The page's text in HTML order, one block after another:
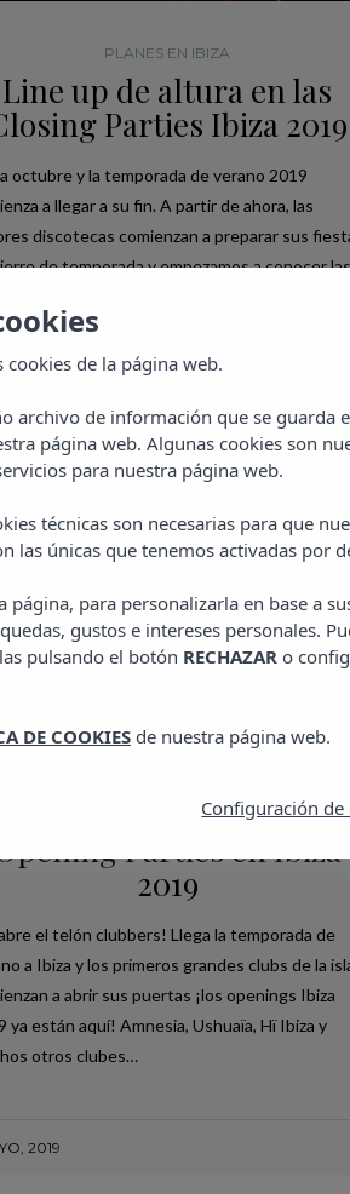
PLANES EN IBIZA
Line up de altura en las
Parties Ibiza 2019
octubre y la temporada de verano 2019
a llegar a su fin. A partir de ahora, las
discotecas comienzan a preparar sus
de temporada y empezamos a conocer las
PLANES EN IBIZA
Parties en Ibiza
2019
el telón clubbers! Llega la temporada de
a Ibiza y los primeros grandes clubs de la
a abrir sus puertas ¡los openings Ibiza
ya están aquí! Amnesia, Ushuaïa, Hï Ibiza y
otros clubes…
2019
de la página web.
archivo de información que se guarda
página web. Algunas cookies son
para nuestra página web.
técnicas son necesarias para que
las únicas que tenemos activadas por
para personalizarla en base a
gustos e intereses personales.
pulsando el botón RECHAZARo
DE COOKIESde nuestra página web.
Configuración de